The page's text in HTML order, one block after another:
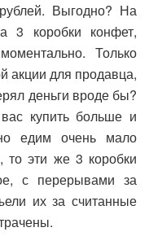
Выгодно? На
3 коробки конфет,
Только
акции для продавца,
деньги вроде бы?
купить больше и
едим очень мало
то эти же 3 коробки
с перерывами за
их за считанные